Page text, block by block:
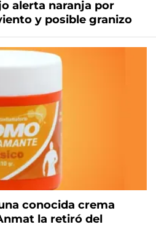
alerta naranja por
y posible granizo
conocida crema
la retiró del